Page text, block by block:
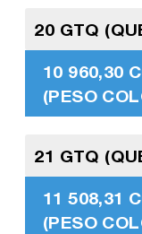
20 GTQ
10 960,30
(PESO
21 GTQ
11 508,31
(PESO